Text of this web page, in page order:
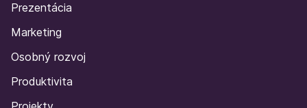
Prezentácia
Marketing
Osobný rozvoj
Produktivita